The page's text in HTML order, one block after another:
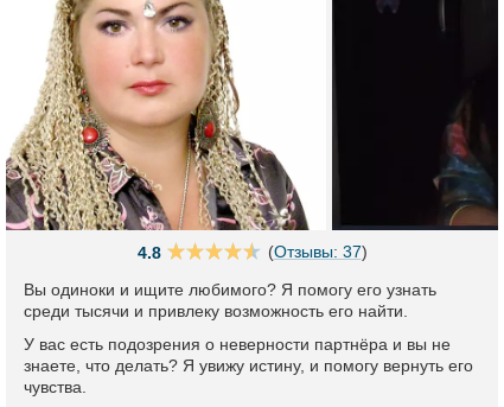
4.8 (Отзывы: 37)
Вы одиноки и ищите любимого? Я помогу его узнать
среди тысячи и привлеку возможность его найти.
У вас есть подозрения о неверности партнёра и вы не
знаете, что делать? Я увижу истину, и помогу вернуть его
чувства.